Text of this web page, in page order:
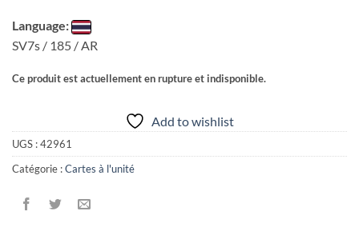
Language:
SV7s / 185 / AR
Ce produit est actuellement en rupture et indisponible.
Add to wishlist
UGS :42961
Catégorie :Cartes à l'unité